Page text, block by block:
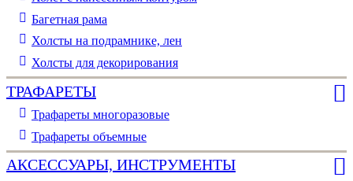
Багетная рама
Холсты на подрамнике, лен
Холсты для декорирования
ТРАФАРЕТЫ
Трафареты многоразовые
Трафареты объемные
АКСЕССУАРЫ, ИНСТРУМЕНТЫ